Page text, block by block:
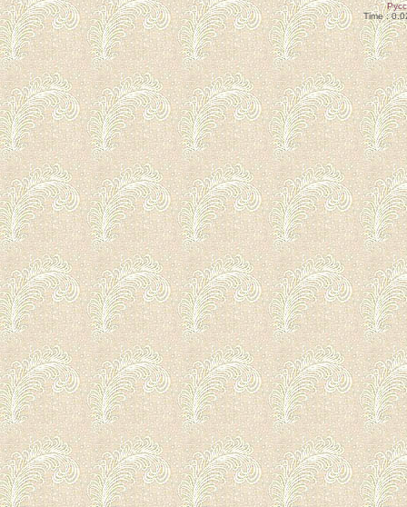
Time :